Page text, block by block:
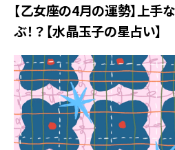
【乙女座の4月の運勢】上手
ぶ！？【水晶玉子の星占い】